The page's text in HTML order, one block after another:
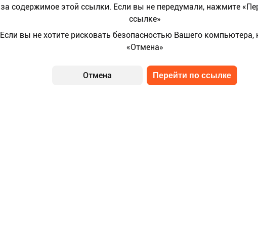
за содержимое этой ссылки. Если вы не передумали, нажмите
ссылке»
Если вы не хотите рисковать безопасностью Вашего компьютера,
«Отмена»
Отмена Перейти по ссылке